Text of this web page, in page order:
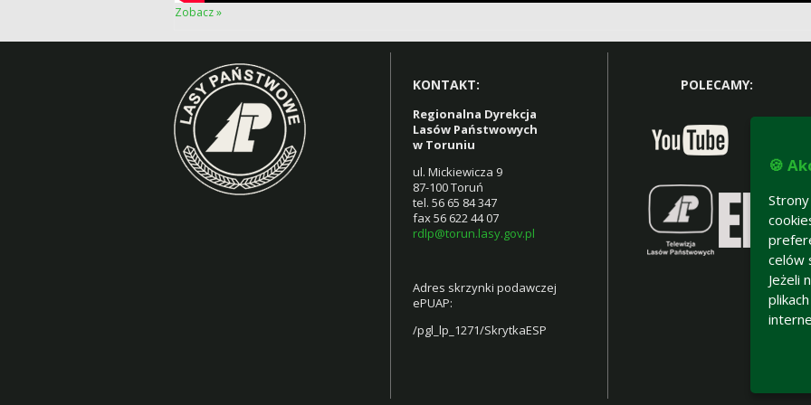
Zobacz »
KONTAKT:
Regionalna Dyrekcja
Lasów Państwowych
w Toruniu
ul. Mickiewicza 9
87-100 Toruń
tel. 56 65 84 347
fax 56 622 44 07
rdlp@torun.lasy.gov.pl
Adres skrzynki podawczej
ePUAP:
/pgl_lp_1271/SkrytkaESP
POLECAMY:
🍪
celów
Jeżeli